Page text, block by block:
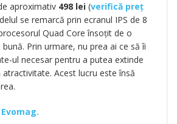
aproximativ 498 lei(verifică preț
se remarcă prin ecranul IPS de 8
Quad Core însoțit de o
Prin urmare, nu prea ai ce să îi
ul necesar pentru a putea extinde
Acest lucru este însă
Evomag.